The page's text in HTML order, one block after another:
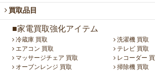
買取品目
■家電買取強化アイテム
冷蔵庫 買取
洗濯機 買取
エアコン 買取
テレビ 買取
マッサージチェア 買取
レコーダー
オーブンレンジ 買取
掃除機 買取